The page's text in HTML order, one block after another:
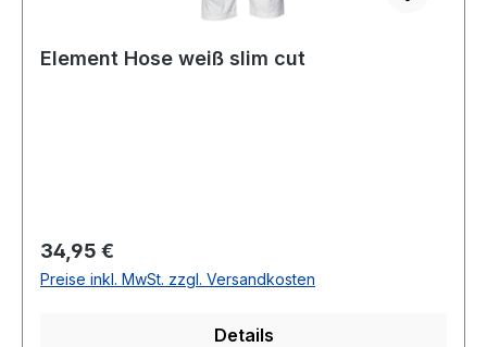
Element Hose weiß slim cut
Regulärer Preis:
34,95 €
Preise inkl. MwSt. zzgl. Versandkosten
Details